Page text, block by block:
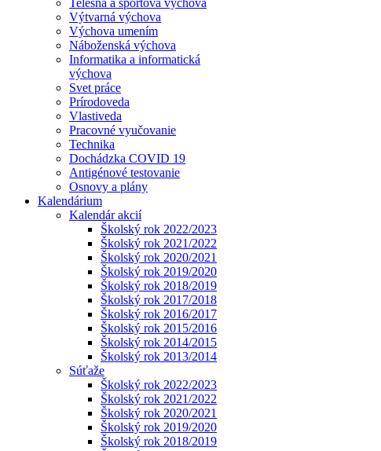
Telesná a športová výchova
Výtvarná výchova
Výchova umením
Náboženská výchova
Informatika a informatická
výchova
Svet práce
Prírodoveda
Vlastiveda
Pracovné vyučovanie
Technika
Dochádzka COVID 19
Antigénové testovanie
Osnovy a plány
Kalendárium
Kalendár akcií
Školský rok 2022/2023
Školský rok 2021/2022
Školský rok 2020/2021
Školský rok 2019/2020
Školský rok 2018/2019
Školský rok 2017/2018
Školský rok 2016/2017
Školský rok 2015/2016
Školský rok 2014/2015
Školský rok 2013/2014
Súťaže
Školský rok 2022/2023
Školský rok 2021/2022
Školský rok 2020/2021
Školský rok 2019/2020
Školský rok 2018/2019